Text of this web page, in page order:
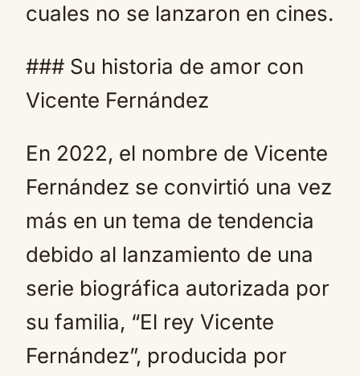
cuales no se lanzaron en cines.
### Su historia de amor con
Vicente Fernández
En 2022, el nombre de Vicente
Fernández se convirtió una vez
más en un tema de tendencia
debido al lanzamiento de una
serie biográfica autorizada por
su familia, “El rey Vicente
Fernández”, producida por